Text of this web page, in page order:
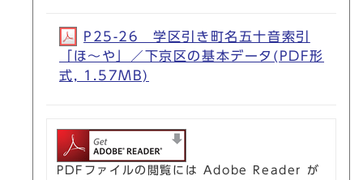
P25-26 学区引き町名五十音索引
「ほ～や」／下京区の基本データ(PDF形
式, 1.57MB)
PDFファイルの閲覧には Adobe Reader が